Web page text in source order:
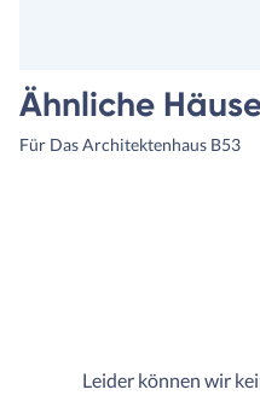
Ähnliche
Für Das Architektenhaus B53
Leider können wir